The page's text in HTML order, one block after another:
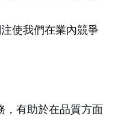
使我們在業內競爭
，有助於在品質方面